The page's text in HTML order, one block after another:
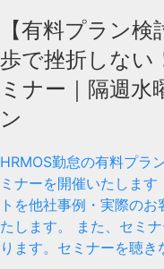
【有料プラン
歩で挫折しない
ミナー｜隔週水
ン
HRMOS勤怠の有料プラ
ミナーを開催いたしま
トを他社事例・実際の
たします。 また、セミ
ります。セミナーを聴き